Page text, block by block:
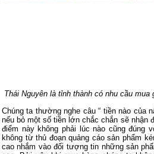
Thái Nguyên là tỉnh thành có nhu cầu
Chúng ta thường nghe câu “ tiền nào của
nếu bỏ một số tiền lớn chắc chắn sẽ nhận
điểm này không phải lúc nào cũng đúng
không từ thủ đoạn quảng cáo sản phẩm
cao nhắm vào đối tượng tin những sản